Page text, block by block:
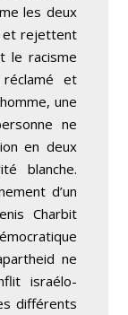
les deux
et rejettent
le racisme
et
une
ne
en deux
blanche.
d’un
Charbit
ne
israélo-
différents